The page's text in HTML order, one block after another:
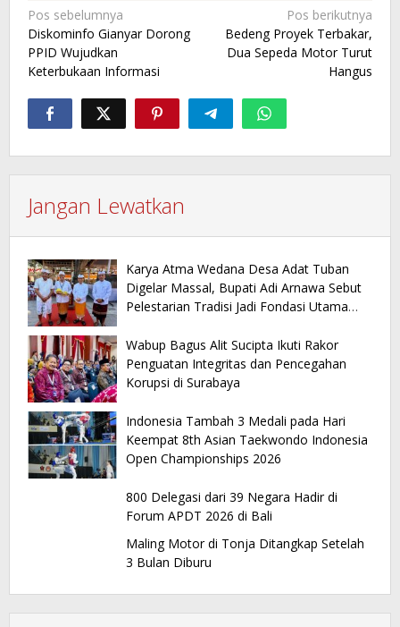
Navigasi
pos
Pos sebelumnya
Diskominfo Gianyar Dorong
PPID Wujudkan
Keterbukaan Informasi
Pos berikutnya
Bedeng Proyek Terbakar,
Dua Sepeda Motor Turut
Hangus
Jangan Lewatkan
Karya Atma Wedana Desa Adat Tuban
Digelar Massal, Bupati Adi Arnawa Sebut
Pelestarian Tradisi Jadi Fondasi Utama
Wabup Bagus Alit Sucipta Ikuti Rakor
Penguatan Integritas dan Pencegahan
Korupsi di Surabaya
Indonesia Tambah 3 Medali pada Hari
Keempat 8th Asian Taekwondo Indonesia
Open Championships 2026
800 Delegasi dari 39 Negara Hadir di
Forum APDT 2026 di Bali
Maling Motor di Tonja Ditangkap Setelah
3 Bulan Diburu